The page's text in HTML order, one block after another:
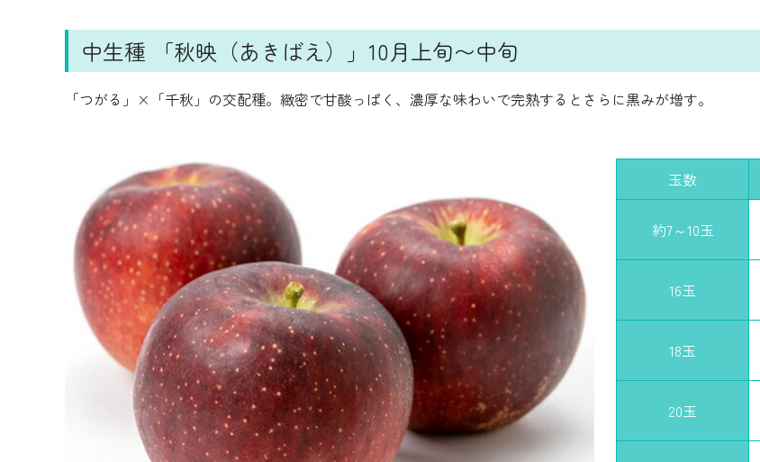
中生種 「秋映（あきばえ）」10月上旬〜中旬
「つがる」×「千秋」の交配種。緻密で甘酸っぱく、濃厚な味わいで完熟するとさらに黒みが増す。
玉数
約7～10玉
16玉
18玉
20玉